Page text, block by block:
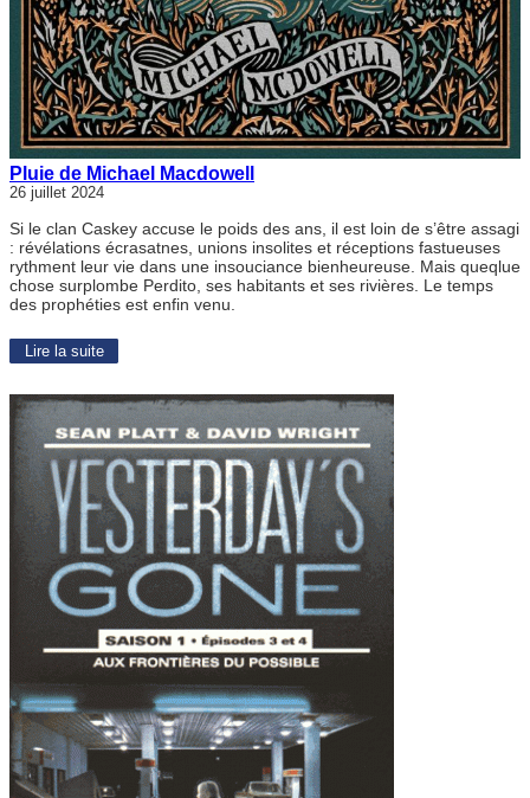
Pluie de Michael Macdowell
26 juillet 2024
Si le clan Caskey accuse le poids des ans, il est loin de s’être assagi
: révélations écrasatnes, unions insolites et réceptions fastueuses
rythment leur vie dans une insouciance bienheureuse. Mais queqlue
chose surplombe Perdito, ses habitants et ses rivières. Le temps
des prophéties est enfin venu.
Lire la suite